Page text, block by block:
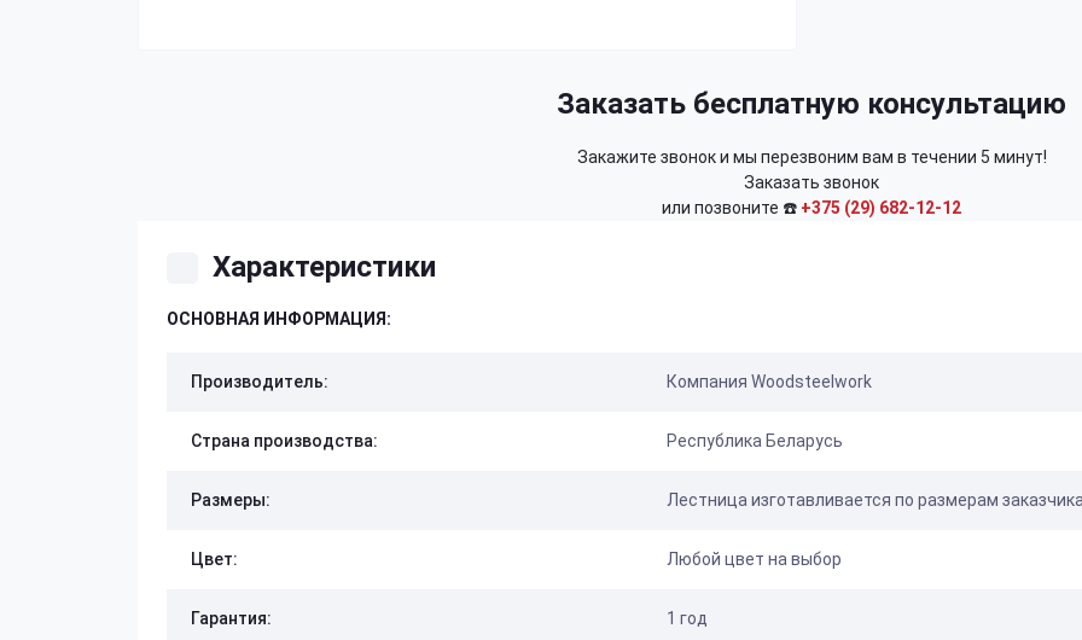
Заказать бесплатную консультацию
Закажите звонок и мы перезвоним вам в течении 5 минут!
Заказать звонок
или позвоните ☎️ +375 (29) 682-12-12
Характеристики
ОСНОВНАЯ ИНФОРМАЦИЯ:
Производитель: Компания Woodsteelwork
Страна производства: Республика Беларусь
Размеры: Лестница изготавливается по размерам
Цвет: Любой цвет на выбор
Гарантия: 1 год